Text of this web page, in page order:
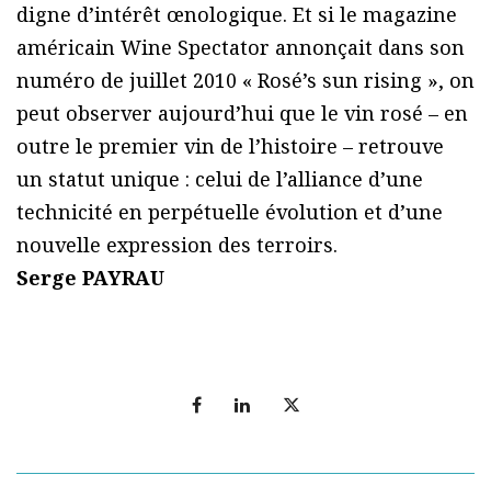
digne d’intérêt œnologique. Et si le magazine
américain Wine Spectator annonçait dans son
numéro de juillet 2010 « Rosé’s sun rising », on
peut observer aujourd’hui que le vin rosé – en
outre le premier vin de l’histoire – retrouve
un statut unique : celui de l’alliance d’une
technicité en perpétuelle évolution et d’une
nouvelle expression des terroirs.
Serge PAYRAU